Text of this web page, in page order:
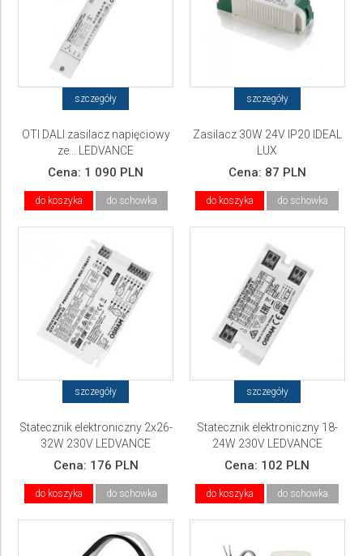
szczegóły
OTI DALI zasilacz napięciowy
ze... LEDVANCE
Cena: 1 090 PLN
do koszyka do schowka
szczegóły
Zasilacz 30W 24V IP20 IDEAL
LUX
Cena: 87 PLN
do koszyka do schowka
szczegóły
Statecznik elektroniczny 2x26-
32W 230V LEDVANCE
Cena: 176 PLN
do koszyka do schowka
szczegóły
Statecznik elektroniczny 18-
24W 230V LEDVANCE
Cena: 102 PLN
do koszyka do schowka